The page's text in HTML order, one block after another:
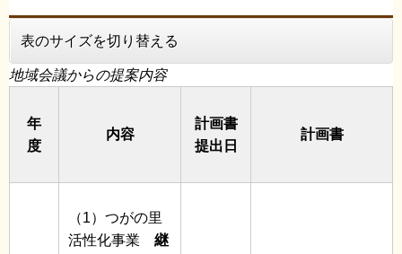
表のサイズを切り替える
地域会議からの提案内容
年
度
内容
計画書
提出日
計画書
（1）つがの里
活性化事業 継